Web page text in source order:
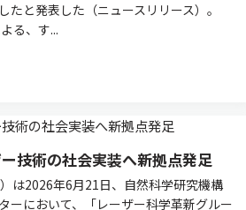
たと発表した（ニュースリリース）。
る、す...
技術の社会実装へ新拠点発足
は2026年6月21日、自然科学研究機構
ーにおいて、「レーザー科学革新グルー